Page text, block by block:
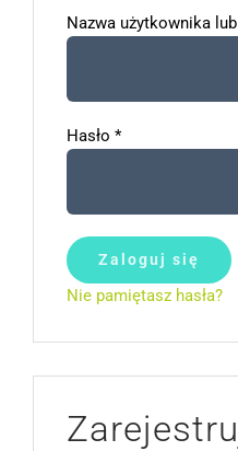
Nazwa użytkownika
Hasło *Wymagane
Zaloguj się
Nie pamiętasz hasła?